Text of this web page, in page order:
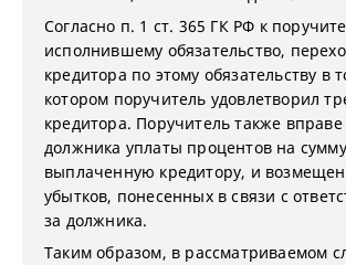
Согласно п. 1 ст. 365 ГК РФ к
исполнившему обязательство,
кредитора по этому обязательству в
котором поручитель удовлетворил
кредитора. Поручитель также вправе
должника уплаты процентов на
выплаченную кредитору, и
убытков, понесенных в связи с
за должника.
Таким образом, в рассматриваемом